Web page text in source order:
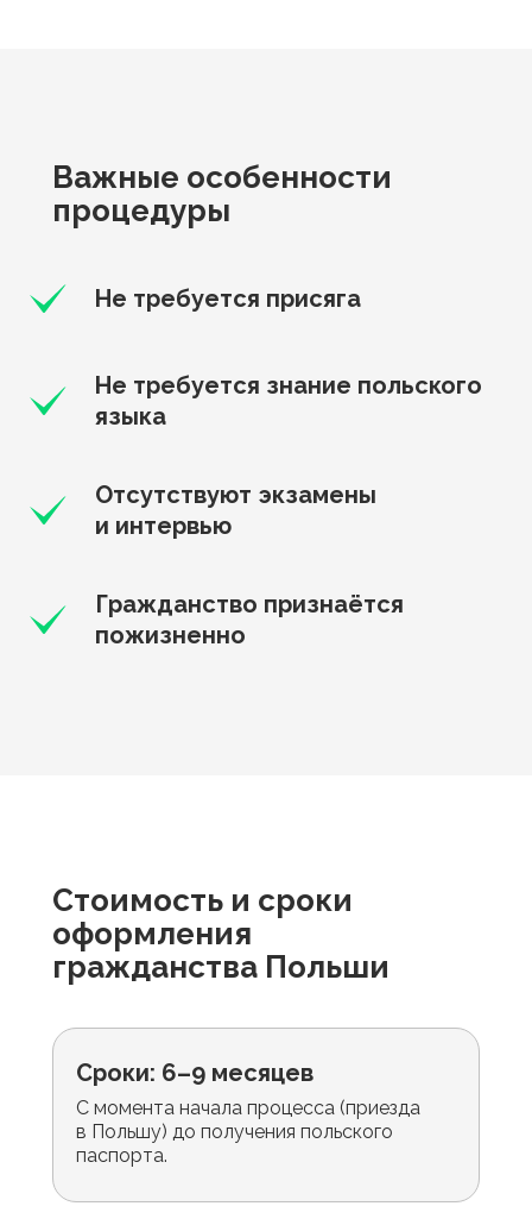
Важные особенности
процедуры
Не требуется присяга
Не требуется знание польского
языка
Отсутствуют экзамены
и интервью
Гражданство признаётся
пожизненно
Стоимость и сроки
оформления
гражданства Польши
Сроки: 6–9 месяцев
С момента начала процесса (приезда
в Польшу) до получения польского
паспорта.